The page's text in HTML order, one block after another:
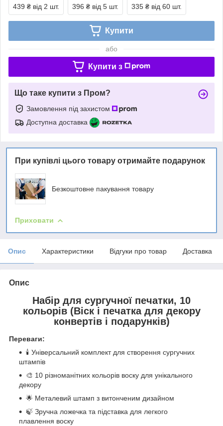
439 ₴ від 2 шт. 396 ₴ від 5 шт. 335 ₴ від 60 шт.
Купити
або
Купити з
Що таке купити з Пром?
Замовлення під захистом
Доступна доставка
При купівлі цього товару отримайте подарунок
Безкоштовне пакування товару
Приховати
Опис Характеристики Відгуки про товар Доставка
Опис
Набір для сургучної печатки, 10
кольорів (Віск і печатка для декору
конвертів і подарунків)
Переваги:
🕯 Універсальний комплект для створення сургучних
штампів
🎨 10 різноманітних кольорів воску для унікального
декору
🌟 Металевий штамп з витонченим дизайном
🍃 Зручна ложечка та підставка для легкого
плавлення воску